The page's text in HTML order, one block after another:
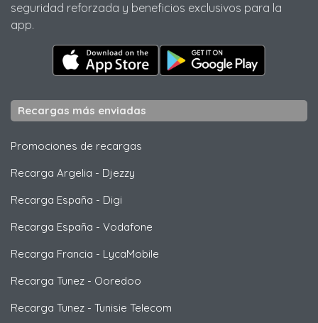
seguridad reforzada y beneficios exclusivos para la
app.
Recargas más enviadas
Promociones de recargas
Recarga Argelia - Djezzy
Recarga España - Digi
Recarga España - Vodafone
Recarga Francia - LycaMobile
Recarga Tunez - Ooredoo
Recarga Tunez - Tunisie Telecom